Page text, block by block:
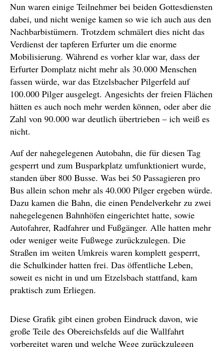
Nun waren einige Teilnehmer bei beiden Gottesdiensten
dabei, und nicht wenige kamen so wie ich auch aus den
Nachbarbistümern. Trotzdem schmälert dies nicht das
Verdienst der tapferen Erfurter um die enorme
Mobilisierung. Während es vorher klar war, dass der
Erfurter Domplatz nicht mehr als 30.000 Menschen
fassen würde, war das Etzelsbacher Pilgerfeld auf
100.000 Pilger ausgelegt. Angesichts der freien Flächen
hätten es auch noch mehr werden können, oder aber die
Zahl von 90.000 war deutlich übertrieben – ich weiß es
nicht.
Auf der nahegelegenen Autobahn, die für diesen Tag
gesperrt und zum Busparkplatz umfunktioniert wurde,
standen über 800 Busse. Was bei 50 Passagieren pro
Bus allein schon mehr als 40.000 Pilger ergeben würde.
Dazu kamen die Bahn, die einen Pendelverkehr zu zwei
nahegelegenen Bahnhöfen eingerichtet hatte, sowie
Autofahrer, Radfahrer und Fußgänger. Alle hatten mehr
oder weniger weite Fußwege zurückzulegen. Die
Straßen im weiten Umkreis waren komplett gesperrt,
die Schulkinder hatten frei. Das öffentliche Leben,
soweit es nicht in und um Etzelsbach stattfand, kam
praktisch zum Erliegen.
Diese Grafik gibt einen groben Eindruck davon, wie
große Teile des Obereichsfelds auf die Wallfahrt
vorbereitet waren und welche Wege zurückzulegen